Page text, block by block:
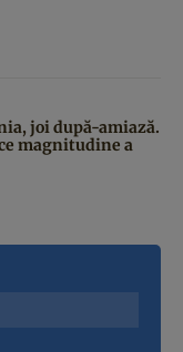
joi după-amiază.
magnitudine a